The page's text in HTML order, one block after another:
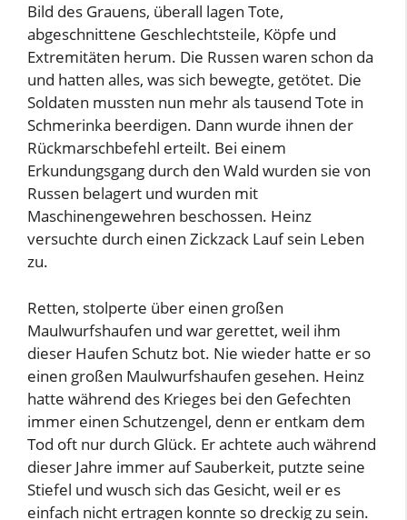
Bild des Grauens, überall lagen Tote,
abgeschnittene Geschlechtsteile, Köpfe und
Extremitäten herum. Die Russen waren schon da
und hatten alles, was sich bewegte, getötet. Die
Soldaten mussten nun mehr als tausend Tote in
Schmerinka beerdigen. Dann wurde ihnen der
Rückmarschbefehl erteilt. Bei einem
Erkundungsgang durch den Wald wurden sie von
Russen belagert und wurden mit
Maschinengewehren beschossen. Heinz
versuchte durch einen Zickzack Lauf sein Leben
zu.
Retten, stolperte über einen großen
Maulwurfshaufen und war gerettet, weil ihm
dieser Haufen Schutz bot. Nie wieder hatte er so
einen großen Maulwurfshaufen gesehen. Heinz
hatte während des Krieges bei den Gefechten
immer einen Schutzengel, denn er entkam dem
Tod oft nur durch Glück. Er achtete auch während
dieser Jahre immer auf Sauberkeit, putzte seine
Stiefel und wusch sich das Gesicht, weil er es
einfach nicht ertragen konnte so dreckig zu sein.